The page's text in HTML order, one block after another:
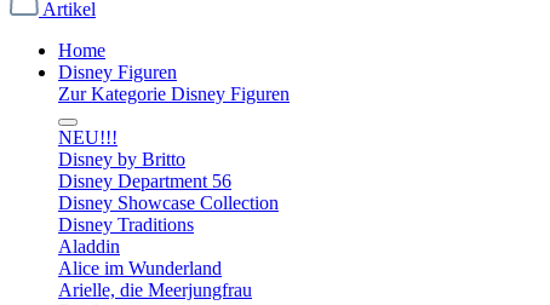
Artikel
Home
Disney Figuren
Zur Kategorie Disney Figuren
NEU!!!
Disney by Britto
Disney Department 56
Disney Showcase Collection
Disney Traditions
Aladdin
Alice im Wunderland
Arielle, die Meerjungfrau